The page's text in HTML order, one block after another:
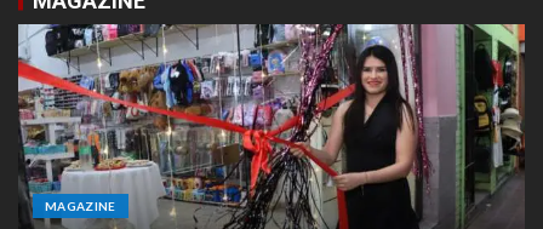
MAGAZINE